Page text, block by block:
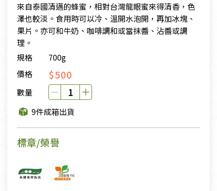
來自泰國清邁的蜂蜜，相對台灣龍眼蜜來得清香，色
澤也較淡。食用時可以冷、溫開水泡開，再加冰塊、
果片。亦可和牛奶、咖啡調和或當抹醬、沾醬或調
理。
規格
700g
價格
$500
數量
9件成箱出貨
標章/榮譽